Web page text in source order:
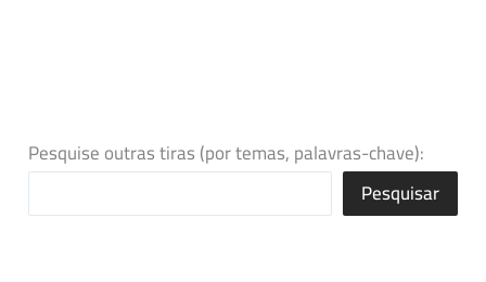
Pesquise outras tiras (por temas, palavras-chave):
Pesquisar